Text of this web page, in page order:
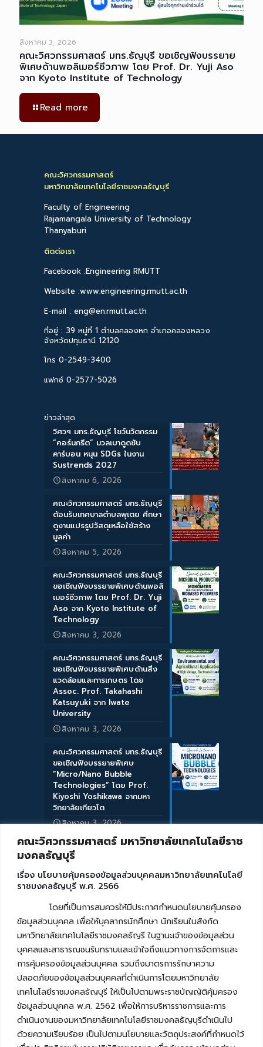
คณะวิศวกรรมศาสตร์ มหาวิทยาลัยเทคโนโลยีราช
มงคลธัญบุรี
เรื่อง นโยบายคุ้มครองข้อมูลส่วนบุคคลมหาวิทยาลัยเทคโนโลยี
ราชมงคลธัญบุรี พ.ศ. 2566
โดยที่เป็นการสมควรให้มีประกาศกำหนดนโยบายคุ้มครอง
ข้อมูลส่วนบุคคล เพื่อให้บุคลากรนักศึกษา นักเรียนในสังกัด
มหาวิทยาลัยเทคโนโลยีราชมงคลธัญรี ในฐานะเจ้าของข้อมูลส่วน
บุคคลและสาธารณชนรับทราบและเข้าใจถึงแนวทางการจัดการและ
การคุ้มครองข้อมูลส่วนบุคคล รวมถึงมาตรการรักษาความ
ปลอดภัยของข้อมูลส่วนบุคคลที่ดำเนินการโดยมหาวิทยาลัย
เทคโนโลยีราชมงคลธัญบุรี ให้เป็นไปตามพระราชบัญญัติคุ้มครอง
ข้อมูลส่วนบุคคล พ.ศ. 2562 เพื่อให้การบริหารราชการและการ
ดำเนินงานของมหาวิทยาลัยเทคโนโลยีราชมงคลธัญบุรีดำเนินไป
ด้วยความเรียบร้อย เป็นไปตามนโยบายและวัตถุประสงค์ที่กำหนดไว้
สิงหาคม 3, 2026
คณะวิศวกรรมศาสตร์ มทร.ธัญบุรี ขอเชิญฟังบรรยาย
พิเศษด้านพอลิเมอร์ชีวภาพ โดย Prof. Dr. Yuji Aso
จาก Kyoto Institute of Technology
Read more
คณะวิศวกรรมศาสตร์
มหาวิทยาลัยเทคโนโลยีราชมงคลธัญบุรี
Faculty of Engineering
Rajamangala University of Technology
Thanyaburi
ติดต่อเรา
Facebook :Engineering RMUTT
Website :www.engineering.rmutt.ac.th
E-mail : eng@en.rmutt.ac.th
ที่อยู่ : 39 หมู่ที่ 1 ตำบลคลองหก อำเภอคลองหลวง
จังหวัดปทุมธานี 12120
โทร 0-2549-3400
แฟกซ์ 0-2577-5026
ข่าวล่าสุด
วิศวฯ มทร.ธัญบุรี โชว์นวัตกรรม
“คอร์นกรีต” มวลเบาดูดซับ
คาร์บอน หนุน SDGs ในงาน
Sustrends 2027
สิงหาคม 6, 2026
คณะวิศวกรรมศาสตร์ มทร.ธัญบุรี
ต้อนรับเทศบาลตำบลพุเตย ศึกษา
ดูงานแปรรูปวัสดุเหลือใช้สร้าง
มูลค่า
สิงหาคม 5, 2026
คณะวิศวกรรมศาสตร์ มทร.ธัญบุรี
ขอเชิญฟังบรรยายพิเศษด้านพอลิ
เมอร์ชีวภาพ โดย Prof. Dr. Yuji
Aso จาก Kyoto Institute of
Technology
สิงหาคม 3, 2026
คณะวิศวกรรมศาสตร์ มทร.ธัญบุรี
ขอเชิญฟังบรรยายพิเศษด้านสิ่ง
แวดล้อมและการเกษตร โดย
Assoc. Prof. Takahashi
Katsuyuki จาก Iwate
University
สิงหาคม 3, 2026
คณะวิศวกรรมศาสตร์ มทร.ธัญบุรี
ขอเชิญฟังบรรยายพิเศษ
“Micro/Nano Bubble
Technologies” โดย Prof.
Kiyoshi Yoshikawa จากมหา
วิทยาลัยเกียวโต
สิงหาคม 3, 2026